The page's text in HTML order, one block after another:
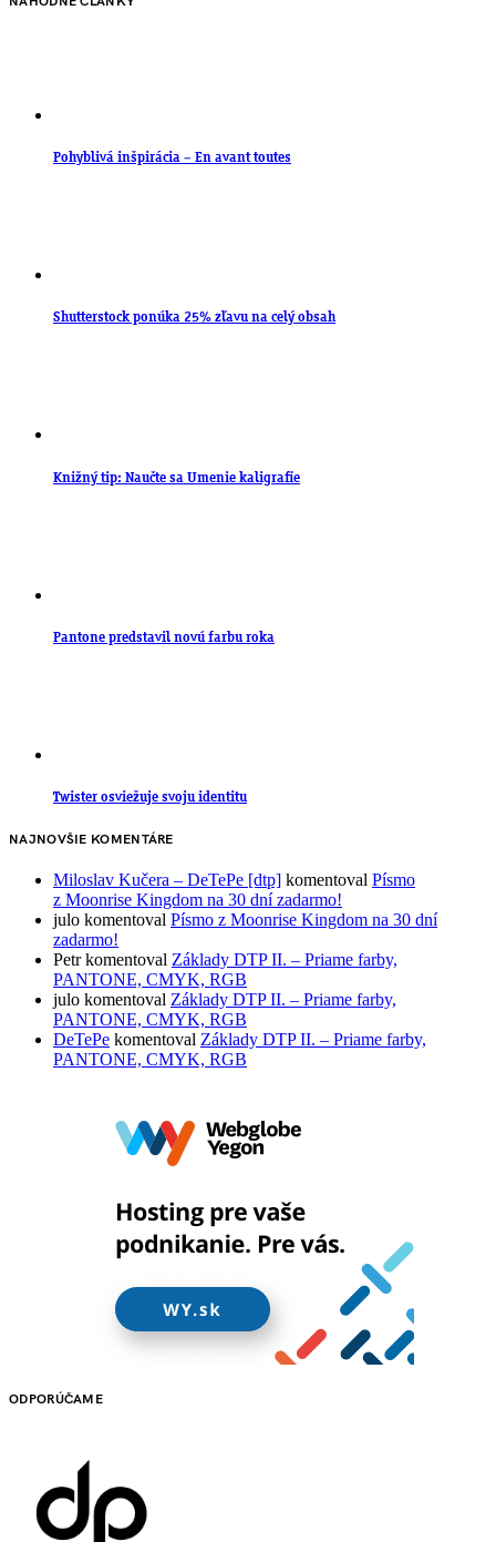
Pohyblivá inšpirácia – En avant toutes
Shutterstock ponúka 25% zľavu na celý obsah
Knižný tip: Naučte sa Umenie kaligrafie
Pantone predstavil novú farbu roka
Twister osviežuje svoju identitu
NAJNOVŠIE KOMENTÁRE
Miloslav Kučera – DeTePe [dtp] komentoval Písmo
z Moonrise Kingdom na 30 dní zadarmo!
julo komentoval Písmo z Moonrise Kingdom na 30 dní
zadarmo!
Petrkomentoval Základy DTP II. – Priame farby,
PANTONE, CMYK, RGB
julo komentoval Základy DTP II. – Priame farby,
PANTONE, CMYK, RGB
DeTePe komentoval Základy DTP II. – Priame farby,
PANTONE, CMYK, RGB
ODPORÚČAME